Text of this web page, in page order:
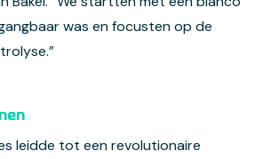
was en focusten op de
leidde tot een revolutionaire